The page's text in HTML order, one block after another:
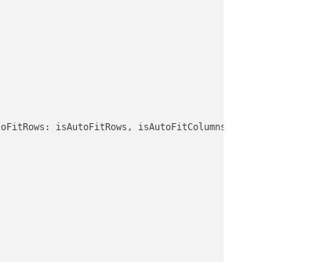
isAutoFitRows, isAutoFitColumns: